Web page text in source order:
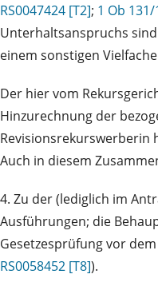
RS0047424 [T2]; 1 Ob
Unterhaltsanspruchs
einem sonstigen
Der hier vom
Hinzurechnung der
Revisionsrekurswerberin
Auch in diesem
4. Zu der (lediglich im
Ausführungen; die
Gesetzesprüfung vor
RS0058452 [T8]).